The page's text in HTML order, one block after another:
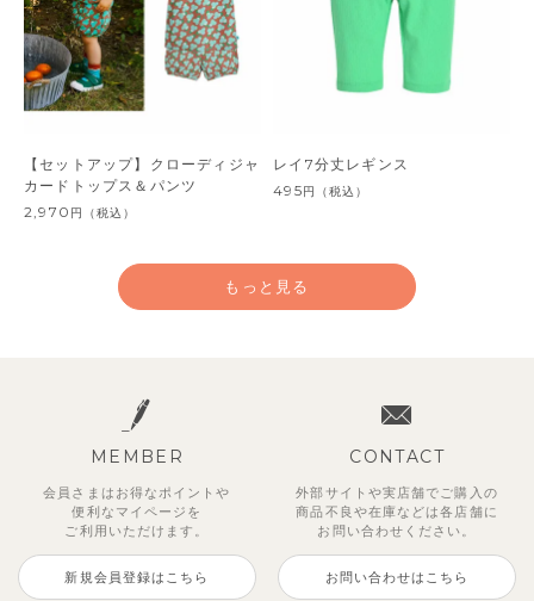
【セットアップ】クローディジャ
カードトップス＆パンツ
2,970 円 （税込）
レイ7分丈レギンス
495円 （税込）
もっと見る
MEMBER
会員さまはお得なポイントや
便利な マイページを
ご利用いただけます。
新規会員登録はこちら
CONTACT
外部サイトや実店舗でご購入の
商品不良や在庫などは各店舗に
お問い合わせください。
お問い合わせはこちら